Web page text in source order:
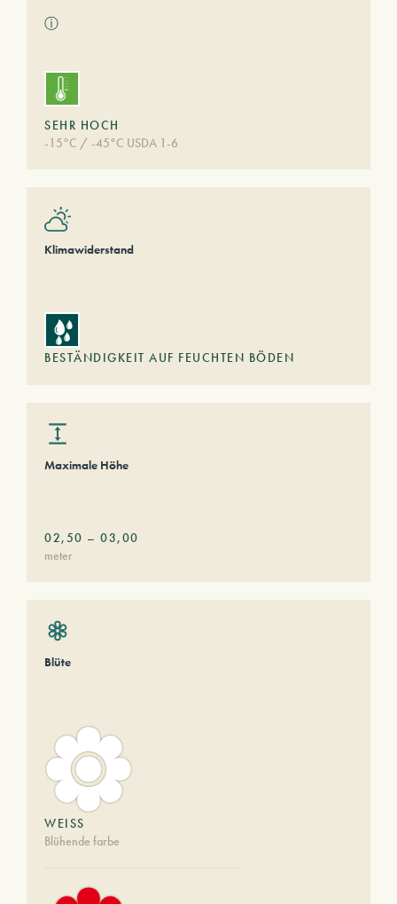
ⓘ
SEHR HOCH
-15°C / -45°C USDA 1-6
Klimawiderstand
BESTÄNDIGKEIT AUF FEUCHTEN BÖDEN
Maximale Höhe
02,50 – 03,00
meter
Blüte
WEISS
Blühende farbe